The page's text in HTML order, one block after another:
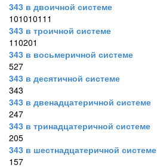
343 в двоичной системе
101010111
343 в троичной системе
110201
343 в восьмеричной системе
527
343 в десятичной системе
343
343 в двенадцатеричной системе
247
343 в тринадцатеричной системе
205
343 в шестнадцатеричной системе
157